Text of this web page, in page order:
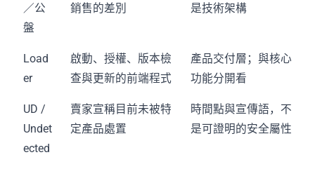
／公
盤
銷售的差別
是技術架構
Load
er
啟動、授權、版本檢
查與更新的前端程式
產品交付層；與核心
功能分開看
UD /
Undet
ected
賣家宣稱目前未被特
定產品處置
時間點與宣傳語，不
是可證明的安全屬性